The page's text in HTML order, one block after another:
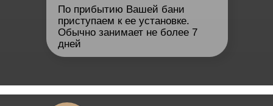
По прибытию Вашей бани
приступаем к ее установке.
Обычно занимает не более 7
дней